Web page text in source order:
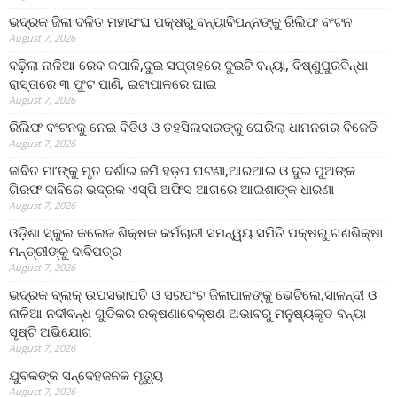
ଭଦ୍ରକ ଜିଲା ଦଳିତ ମହାସଂଘ ପକ୍ଷରୁ ବନ୍ୟାବିପନ୍ନଙ୍କୁ ରିଲିଫ ବଂଟନ
August 7, 2026
ବଢ଼ିଲା ନାଳିଆ ରେବ କପାଳି,ଦୁଇ ସପ୍ତାହରେ ଦୁଇଟି ବନ୍ୟା, ବିଷ୍ଣୁପୁରବିନ୍ଧା
ରାସ୍ତାରେ ୩ ଫୁଟ ପାଣି, ଇଟାପାଳରେ ଘାଇ
August 7, 2026
ରିଲିଫ ବଂଟନକୁ ନେଇ ବିଡିଓ ଓ ତହସିଲଦାରଙ୍କୁ ଘେରିଲା ଧାମନଗର ବିଜେଡି
August 7, 2026
ଜୀବିତ ମା’ଙ୍କୁ ମୃତ ଦର୍ଶାଇ ଜମି ହଡ଼ପ ଘଟଣା,ଆରଆଇ ଓ ଦୁଇ ପୁଅଙ୍କ
ଗିରଫ ଦାବିରେ ଭଦ୍ରକ ଏସ୍‌ପି ଅଫିସ ଆଗରେ ଆଇଶାଙ୍କ ଧାରଣା
August 7, 2026
ଓଡ଼ିଶା ସ୍କୁଲ କଲେଜ ଶିକ୍ଷକ କର୍ମଚାରୀ ସମନ୍ୱୟ ସମିତି ପକ୍ଷରୁ ଗଣଶିକ୍ଷା
ମନ୍ତ୍ରୀଙ୍କୁ ଦାବିପତ୍ର
August 7, 2026
ଭଦ୍ରକ ବ୍ଲକ୍ ଉପସଭାପତି ଓ ସରପଂଚ ଜିଲାପାଳଙ୍କୁ ଭେଟିଲେ,ସାଳନ୍ଦୀ ଓ
ନାଳିଆ ନଦୀବନ୍ଧ ଗୁଡିକର ରକ୍ଷଣାବେକ୍ଷଣ ଅଭାବରୁ ମନୁଷ୍ୟକୃତ ବନ୍ୟା
ସୃଷ୍ଟି ଅଭିଯୋଗ
August 7, 2026
ଯୁବକଙ୍କ ସନ୍ଦେହଜନକ ମୃତ୍ୟୁ
August 7, 2026